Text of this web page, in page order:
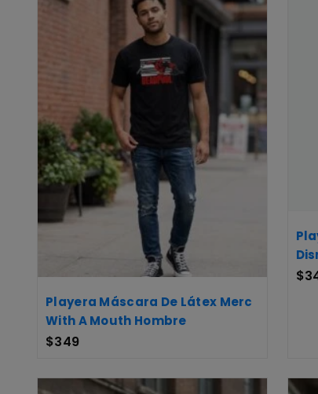
Playera Máscara De Látex Merc
With A Mouth Hombre
$349
$